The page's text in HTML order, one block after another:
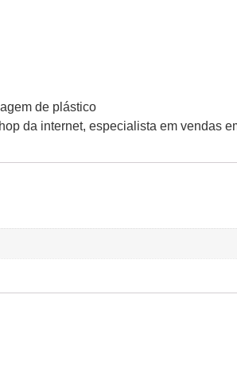
de plástico
da internet, especialista em vendas